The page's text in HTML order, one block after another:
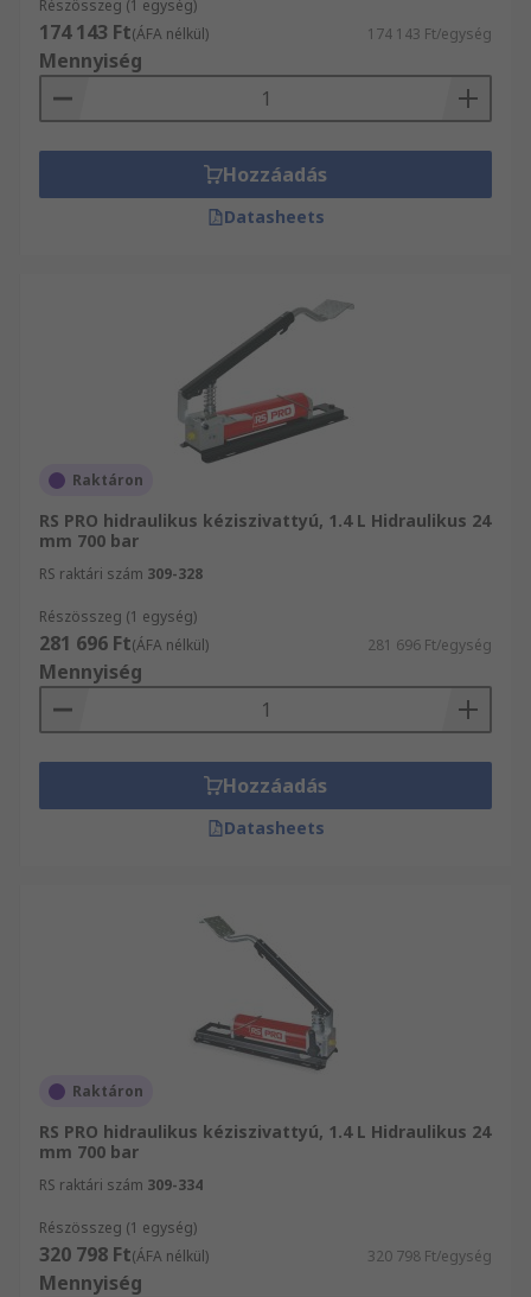
megtapasztalhatja, hogy weboldalunk úgy lett
fejlesztve, hogy támogassa és vezesse minden
lépését.
Részösszeg (1 egység)
174 143 Ft(ÁFA nélkül) 174 143 Ft/egység
Mennyiség
Hozzáadás
Datasheets
Raktáron
RS PRO hidraulikus kéziszivattyú, 1.4 L Hidraulikus 24
mm 700 bar
RS raktári szám 309-328
Részösszeg (1 egység)
281 696 Ft(ÁFA nélkül) 281 696 Ft/egység
Mennyiség
Hozzáadás
Datasheets
Raktáron
RS PRO hidraulikus kéziszivattyú, 1.4 L Hidraulikus 24
mm 700 bar
RS raktári szám 309-334
Részösszeg (1 egység)
320 798 Ft(ÁFA nélkül) 320 798 Ft/egység
Mennyiség